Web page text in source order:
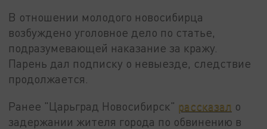
В отношении молодого новосибирца
возбуждено уголовное дело по статье,
подразумевающей наказание за кражу.
Парень дал подписку о невыезде, следствие
продолжается.
Ранее "Царьград Новосибирск" рассказал о
задержании жителя города по обвинению в